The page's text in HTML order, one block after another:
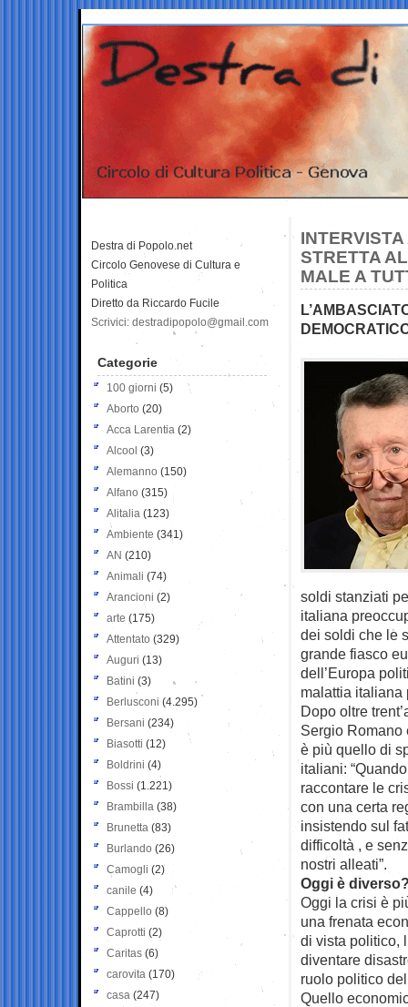
STRETTA
MALE A
soldi stanziati
italiana
dei soldi che le
grande fiasco
dell’Europa
malattia italiana
Dopo oltre
Sergio Romano
è più quello di
italiani:
raccontare le
con una certa
insistendo sul
difficoltà , e
nostri alleati”.
Oggi è
Oggi la crisi è
una frenata
di vista politico,
diventare
ruolo politico
Quello
Destra di Popolo.net
Circolo Genovese di Cultura e
Politica
Diretto da Riccardo Fucile
Scrivici: destradipopolo@gmail.com
Categorie
100 giorni (5)
Aborto (20)
Acca Larentia (2)
Alcool (3)
Alemanno (150)
Alfano (315)
Alitalia (123)
Ambiente (341)
AN (210)
Animali (74)
Arancioni (2)
arte (175)
Attentato (329)
Auguri (13)
Batini (3)
Berlusconi (4.295)
Bersani (234)
Biasotti (12)
Boldrini (4)
Bossi (1.221)
Brambilla (38)
Brunetta (83)
Burlando (26)
Camogli (2)
canile (4)
Cappello (8)
Caprotti (2)
Caritas (6)
carovita (170)
casa (247)